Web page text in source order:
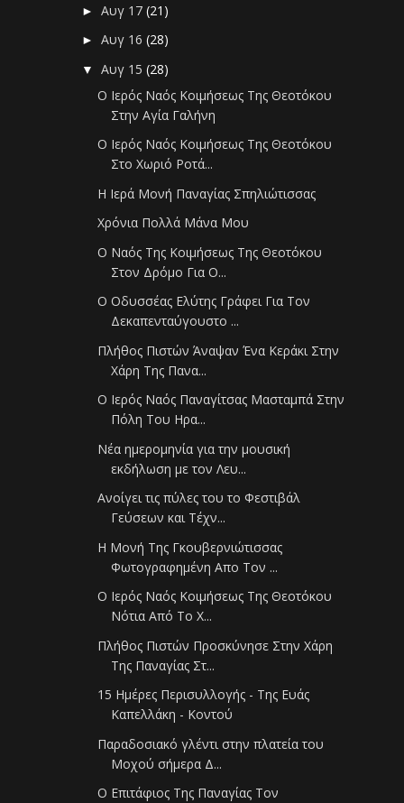
►Αυγ 17(21)
►Αυγ 16(28)
▼Αυγ 15(28)
Ο Ιερός Ναός Κοιμήσεως Της Θεοτόκου
Στην Αγία Γαλήνη
Ο Ιερός Ναός Κοιμήσεως Της Θεοτόκου
Στο Χωριό Ροτά...
Η Ιερά Μονή Παναγίας Σπηλιώτισσας
Χρόνια Πολλά Μάνα Μου
Ο Ναός Της Κοιμήσεως Της Θεοτόκου
Στον Δρόμο Για Ο...
Ο Οδυσσέας Ελύτης Γράφει Για Τον
Δεκαπενταύγουστο ...
Πλήθος Πιστών Άναψαν Ένα Κεράκι Στην
Χάρη Της Πανα...
Ο Ιερός Ναός Παναγίτσας Μασταμπά Στην
Πόλη Του Ηρα...
Νέα ημερομηνία για την μουσική
εκδήλωση με τον Λευ...
Ανοίγει τις πύλες του το Φεστιβάλ
Γεύσεων και Τέχν...
Η Μονή Της Γκουβερνιώτισσας
Φωτογραφημένη Απο Τον ...
Ο Ιερός Ναός Κοιμήσεως Της Θεοτόκου
Νότια Από Το Χ...
Πλήθος Πιστών Προσκύνησε Στην Χάρη
Της Παναγίας Στ...
15 Ημέρες Περισυλλογής - Της Ευάς
Καπελλάκη - Κοντού
Παραδοσιακό γλέντι στην πλατεία του
Μοχού σήμερα Δ...
Ο Επιτάφιος Της Παναγίας Τον